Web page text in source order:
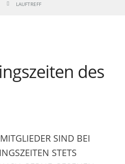
LAUFTREFF
des
SIND BEI
STETS